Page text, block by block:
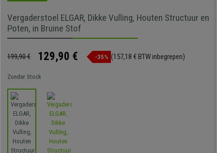
Vergaderstoel ELGAR, Dikke Vulling, Houten Structuur en
Poten, in Bruine Stof
199,90 € 129,90 € -35% (157,18 € BTW inbegrepen)
Zonder Stock